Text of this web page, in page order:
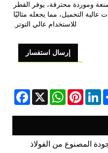
وموردة محترفة، يوفر القطر
عالية التحميل، مما يجعله مثاليًا
للاستخدام عالي التوتر.
إرسال استفسار
X
WhatsAppPinterestLinkedIn
المصنوع من الفولاذ